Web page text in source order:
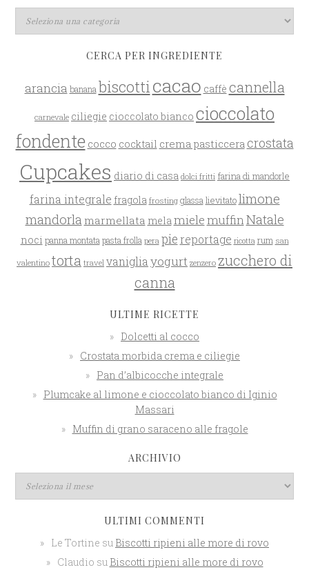
CERCA PER INGREDIENTE
arancia banana biscotticacao caffè cannella
carnevale ciliegie cioccolato bianco cioccolato
fondente cocco cocktail crema pasticcera crostata
Cupcakes diario di casa dolci fritti farina di mandorle
farina integrale fragola frosting glassa lievitato limone
mandorla marmellata mela mielemuffin Natale
noci panna montata pasta frolla pera pie reportage ricotta rum san
valentino torta travel vaniglia yogurt zenzero zucchero di
canna
ULTIME RICETTE
Dolcetti al cocco
Crostata morbida crema e ciliegie
Pan d’albicocche integrale
Plumcake al limone e cioccolato bianco di Iginio
Massari
Muffin di grano saraceno alle fragole
ARCHIVIO
ULTIMI COMMENTI
Le Tortine su Biscotti ripieni alle more di rovo
Claudio su Biscotti ripieni alle more di rovo